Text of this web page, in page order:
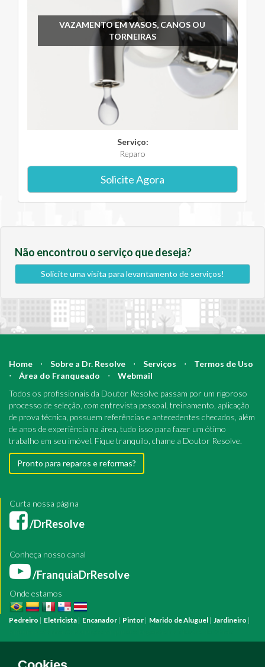
VAZAMENTO EM VASOS, CANOS OU
TORNEIRAS
Serviço:
Reparo
Solicite Agora
Não encontrou o serviço que deseja?
Solicite uma visita para levantamento de serviços!
Home ⋅ Sobre a Dr. Resolve ⋅ Serviços ⋅
Termos de Uso
⋅
Área do Franqueado ⋅
Webmail
Todos os profissionais da Doutor Resolve passam por um rigoroso
processo de seleção, com entrevista pessoal, treinamento, aplicação
de prova técnica, possuem referências e antecedentes checados, além
de anos de experiência na área, tudo isso para fazer um ótimo
trabalho em seu imóvel. Fique tranquilo, chame a Doutor Resolve.
Pronto para reparos e reformas?
Curta nossa página
/DrResolve
Conheça nosso canal
/FranquiaDrResolve
Onde estamos
Pedreiro | Eletricista | Encanador | Pintor | Marido de Aluguel | Jardineiro |
Bombeiro HidráulicoManutenção PredialManutenção Residencial